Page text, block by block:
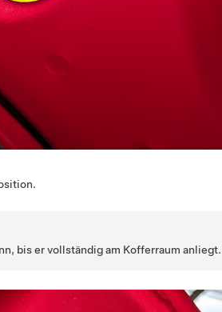
bis er vollständig am Kofferraum anliegt.